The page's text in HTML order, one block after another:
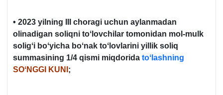
• 2023 yilning III choragi uchun aylanmadan
olinadigan soliqni toʻlovchilar tomonidan mol-mulk
soligʻi boʻyicha boʻnak toʻlovlarini yillik soliq
summasining 1/4 qismi miqdorida toʻlashning
SOʻNGGI KUNI ;